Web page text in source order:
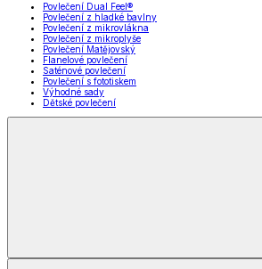
Povlečení Dual Feel®
Povlečení z hladké bavlny
Povlečení z mikrovlákna
Povlečení z mikroplyše
Povlečení Matějovský
Flanelové povlečení
Saténové povlečení
Povlečení s fototiskem
Výhodné sady
Dětské povlečení